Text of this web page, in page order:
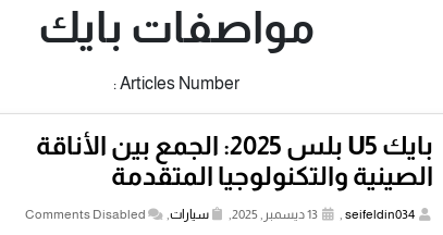
مواصفات بايك
Articles Number :
بايك U5 بلس 2025: الجمع بين الأناقة
الصينية والتكنولوجيا المتقدمة
seifeldin034
, 13 ديسمبر, 2025, سيارات,
Comments Disabled